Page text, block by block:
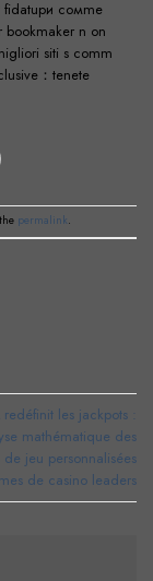
bookmaker n on
siti s comm
：tenete
permalink.
les jackpots :
mathématique des
de jeu personnalisées
de casino leaders